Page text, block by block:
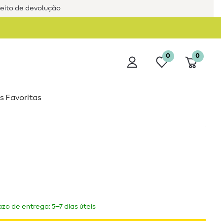
de devolução
0 0
Favoritas
de entrega: 5–7 dias úteis